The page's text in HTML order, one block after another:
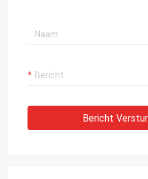
Bericht